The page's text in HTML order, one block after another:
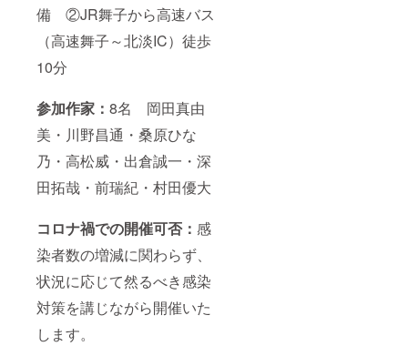
備 ②JR舞子から高速バス
（高速舞子～北淡IC）徒歩
10分
参加作家： 8名 岡田真由
美・川野昌通・桑原ひな
乃・高松威・出倉誠一・深
田拓哉・前瑞紀・村田優大
コロナ禍での開催可否： 感
染者数の増減に関わらず、
状況に応じて然るべき感染
対策を講じながら開催いた
します。